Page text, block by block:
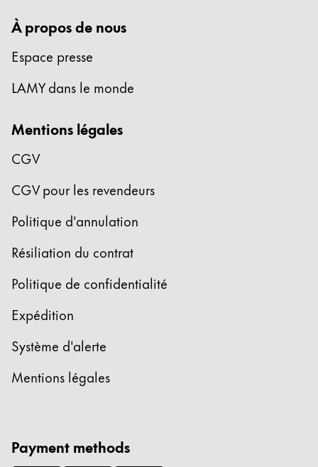
À propos de nous
Espace presse
LAMY dans le monde
Mentions légales
CGV
CGV pour les revendeurs
Politique d'annulation
Résiliation du contrat
Politique de confidentialité
Expédition
Système d'alerte
Mentions légales
Payment methods